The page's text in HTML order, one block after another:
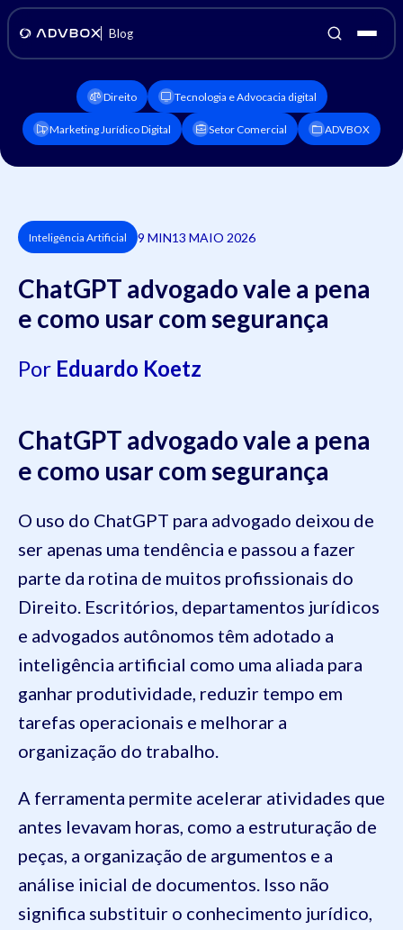
Blog
Direito Tecnologia e Advocacia digital
Marketing Jurídico Digital Setor Comercial ADVBOX
Inteligência Artificial 9 MIN13 MAIO 2026
ChatGPT advogado vale a pena
e como usar com segurança
Por Eduardo Koetz
ChatGPT advogado vale a pena
e como usar com segurança
O uso do ChatGPT para advogado deixou de
ser apenas uma tendência e passou a fazer
parte da rotina de muitos profissionais do
Direito. Escritórios, departamentos jurídicos
e advogados autônomos têm adotado a
inteligência artificial como uma aliada para
ganhar produtividade, reduzir tempo em
tarefas operacionais e melhorar a
organização do trabalho.
A ferramenta permite acelerar atividades que
antes levavam horas, como a estruturação de
peças, a organização de argumentos e a
análise inicial de documentos. Isso não
significa substituir o conhecimento jurídico,